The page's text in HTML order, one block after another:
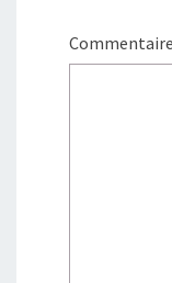
Commentaire